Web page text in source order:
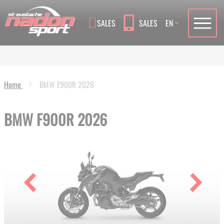
SALES SALES Language
EN
Home BMW F900R 2026
BMW F900R 2026